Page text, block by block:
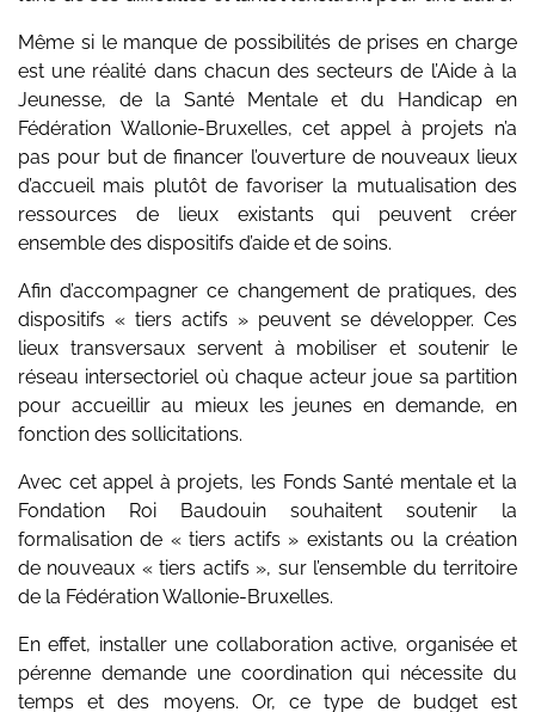
Même si le manque de possibilités de prises en charge
est une réalité dans chacun des secteurs de l’Aide à la
Jeunesse, de la Santé Mentale et du Handicap en
Fédération Wallonie-Bruxelles, cet appel à projets n’a
pas pour but de financer l’ouverture de nouveaux lieux
d’accueil mais plutôt de favoriser la mutualisation des
ressources de lieux existants qui peuvent créer
ensemble des dispositifs d’aide et de soins.
Afin d’accompagner ce changement de pratiques, des
dispositifs « tiers actifs » peuvent se développer. Ces
lieux transversaux servent à mobiliser et soutenir le
réseau intersectoriel où chaque acteur joue sa partition
pour accueillir au mieux les jeunes en demande, en
fonction des sollicitations.
Avec cet appel à projets, les Fonds Santé mentale et la
Fondation Roi Baudouin souhaitent soutenir la
formalisation de « tiers actifs » existants ou la création
de nouveaux « tiers actifs », sur l’ensemble du territoire
de la Fédération Wallonie-Bruxelles.
En effet, installer une collaboration active, organisée et
pérenne demande une coordination qui nécessite du
temps et des moyens. Or, ce type de budget est